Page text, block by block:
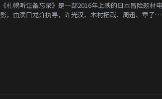
《札幌听证备忘录》是一部2016年上映的日本冒险题材电
影，由滨口龙介执导，许光汉、木村拓哉、周迅、章子怡